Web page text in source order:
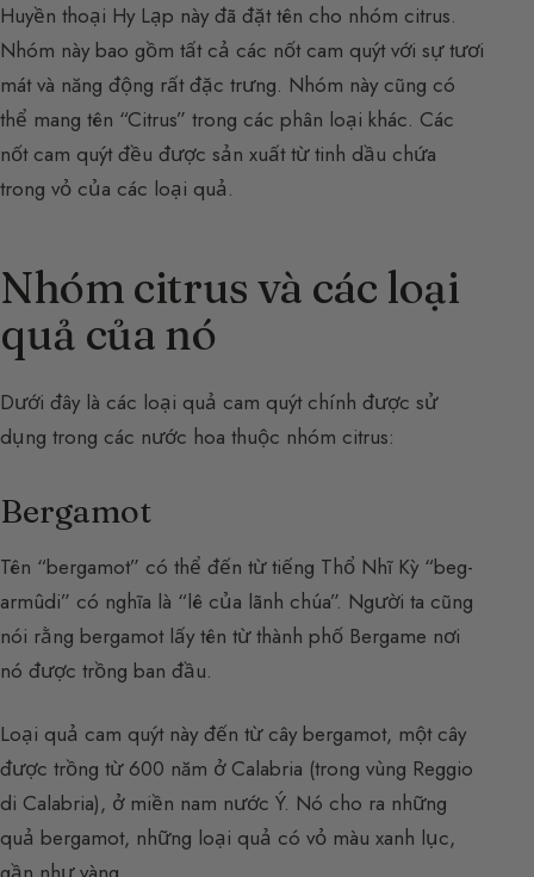
Huyền thoại Hy Lạp này đã đặt tên cho nhóm citrus.
Nhóm này bao gồm tất cả các nốt cam quýt với sự tươi
mát và năng động rất đặc trưng. Nhóm này cũng có
thể mang tên “Citrus” trong các phân loại khác. Các
nốt cam quýt đều được sản xuất từ tinh dầu chứa
trong vỏ của các loại quả.
Nhóm citrus và các loại
quả của nó
Dưới đây là các loại quả cam quýt chính được sử
dụng trong các nước hoa thuộc nhóm citrus:
Bergamot
Tên “bergamot” có thể đến từ tiếng Thổ Nhĩ Kỳ “beg-
armûdi” có nghĩa là “lê của lãnh chúa”. Người ta cũng
nói rằng bergamot lấy tên từ thành phố Bergame nơi
nó được trồng ban đầu.
Loại quả cam quýt này đến từ cây bergamot, một cây
được trồng từ 600 năm ở Calabria (trong vùng Reggio
di Calabria), ở miền nam nước Ý. Nó cho ra những
quả bergamot, những loại quả có vỏ màu xanh lục,